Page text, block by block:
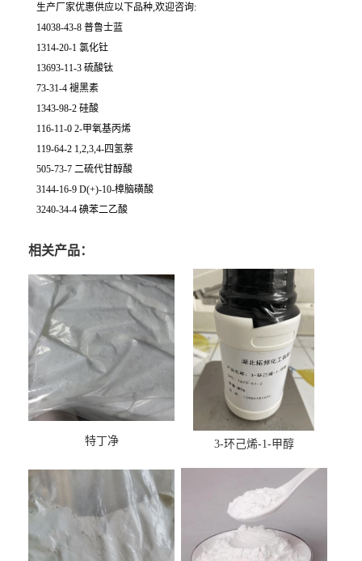
生产厂家优惠供应以下品种,欢迎咨询:
14038-43-8 普鲁士蓝
1314-20-1 氯化钍
13693-11-3 硫酸钛
73-31-4 褪黑素
1343-98-2 硅酸
116-11-0 2-甲氧基丙烯
119-64-2 1,2,3,4-四氢萘
505-73-7 二硫代甘醇酸
3144-16-9 D(+)-10-樟脑磺酸
3240-34-4 碘苯二乙酸
相关产品：
特丁净 3-环己烯-1-甲醇